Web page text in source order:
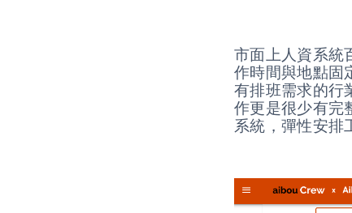
市面上人資系統
作時間與地點固
有排班需求的行
作更是很少有完
系統，彈性安排